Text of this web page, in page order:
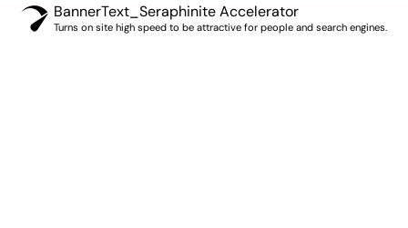
BannerText_Seraphinite Accelerator
Turns on site high speed to be attractive for people and search engines.